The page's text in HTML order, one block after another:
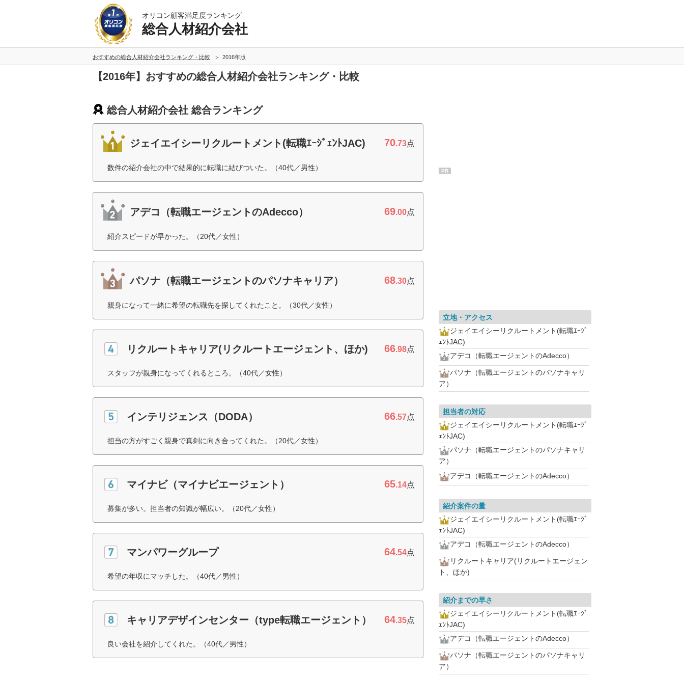
オリコン顧客満足度ランキング
総合人材紹介会社
おすすめの総合人材紹介会社ランキング・比較 2016年版
【2016年】おすすめの総合人材紹介会社ランキング・比較
総合人材紹介会社 総合ランキング
ジェイエイシーリクルートメント(転職ｴｰｼﾞｪﾝﾄJAC) 70.73点
数件の紹介会社の中で結果的に転職に結びついた。（40代／男性）
アデコ（転職エージェントのAdecco） 69.00点
紹介スピードが早かった。（20代／女性）
パソナ（転職エージェントのパソナキャリア） 68.30点
親身になって一緒に希望の転職先を探してくれたこと。（30代／女性）
リクルートキャリア(リクルートエージェント、ほか) 66.98点
スタッフが親身になってくれるところ。（40代／女性）
インテリジェンス（DODA） 66.57点
担当の方がすごく親身で真剣に向き合ってくれた。（20代／女性）
マイナビ（マイナビエージェント） 65.14点
募集が多い。担当者の知識が幅広い。（20代／女性）
マンパワーグループ 64.54点
希望の年収にマッチした。（40代／男性）
キャリアデザインセンター（type転職エージェント） 64.35点
良い会社を紹介してくれた。（40代／男性）
PR
立地・アクセス
ジェイエイシーリクルートメント(転職ｴｰｼﾞ
ｪﾝﾄJAC)
アデコ（転職エージェントのAdecco）
パソナ（転職エージェントのパソナキャリ
ア）
担当者の対応
ジェイエイシーリクルートメント(転職ｴｰｼﾞ
ｪﾝﾄJAC)
パソナ（転職エージェントのパソナキャリ
ア）
アデコ（転職エージェントのAdecco）
紹介案件の量
ジェイエイシーリクルートメント(転職ｴｰｼﾞ
ｪﾝﾄJAC)
アデコ（転職エージェントのAdecco）
リクルートキャリア(リクルートエージェン
ト、ほか)
紹介までの早さ
ジェイエイシーリクルートメント(転職ｴｰｼﾞ
ｪﾝﾄJAC)
アデコ（転職エージェントのAdecco）
パソナ（転職エージェントのパソナキャリ
ア）